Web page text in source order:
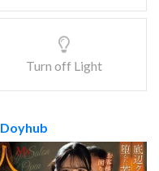
Turn off Light
Doyhub